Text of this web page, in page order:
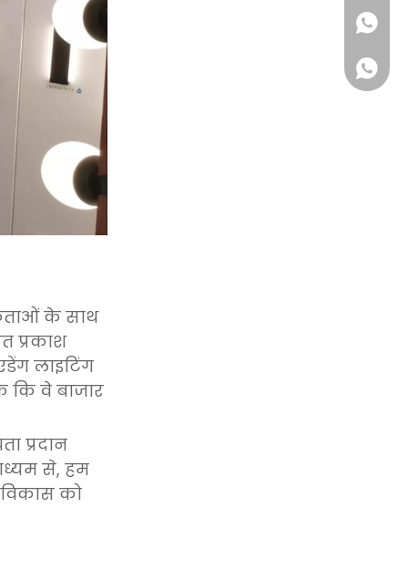
के साथ
प्रकाश
लाइटिंग
कि वे बाजार
प्रदान
से, हम
को
+86